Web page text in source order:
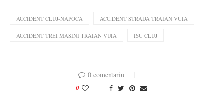
ACCIDENT CLUJ-NAPOCA ACCIDENT STRADA TRAIAN VUIA
ACCIDENT TREI MASINI TRAIAN VUIA ISU CLUJ
0 comentariu
0